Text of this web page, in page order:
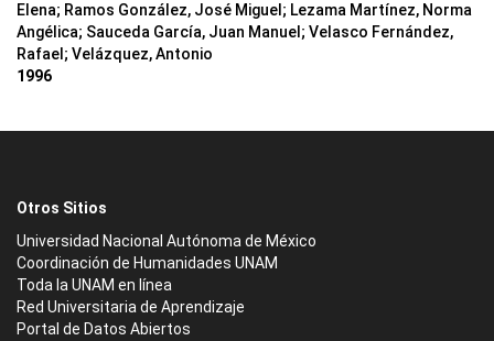
Elena; Ramos González, José Miguel; Lezama Martínez, Norma
Angélica; Sauceda García, Juan Manuel; Velasco Fernández,
Rafael; Velázquez, Antonio
1996
Otros Sitios
Universidad Nacional Autónoma de México
Coordinación de Humanidades UNAM
Toda la UNAM en línea
Red Universitaria de Aprendizaje
Portal de Datos Abiertos